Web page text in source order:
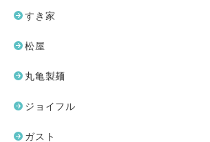
すき家
松屋
丸亀製麺
ジョイフル
ガスト